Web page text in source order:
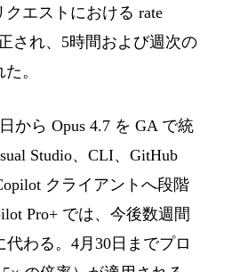
エストにおける rate
され、5時間および週次の
。
から Opus 4.7 を GA で統
Studio、CLI、GitHub
クライアントへ段階
Pro+ では、今後数週間
代わる。4月30日までプロ